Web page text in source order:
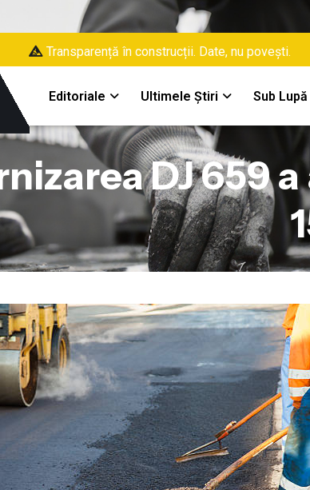
Transparență în construcții. Date, nu povești.
Editoriale Ultimele Știri Sub Lupă
DJ 659